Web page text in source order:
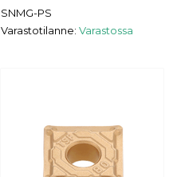
SNMG-PS
Varastotilanne: Varastossa